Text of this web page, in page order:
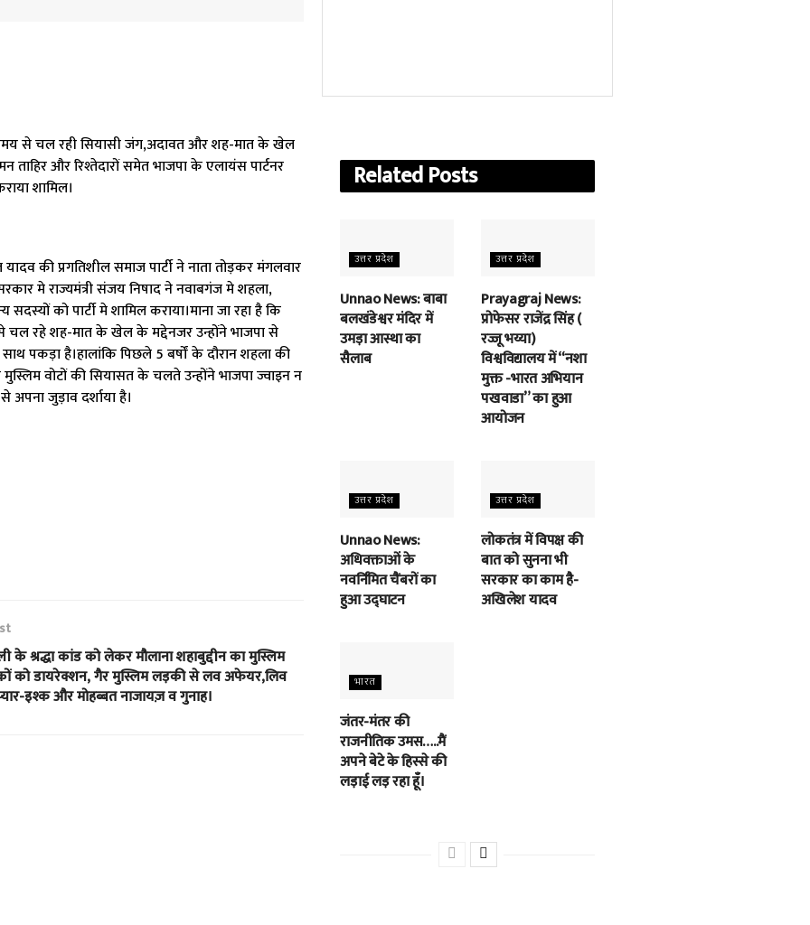
समय से चल रही सियासी जंग,अदावत और शह-मात के खेल
ताहिर और रिश्तेदारों समेत भाजपा के एलायंस पार्टनर
शामिल।
की प्रगतिशील समाज पार्टी ने नाता तोड़कर मंगलवार
सरकार मे राज्यमंत्री संजय निषाद ने नवाबगंज मे शहला,
को पार्टी मे शामिल कराया।माना जा रहा है कि
चल रहे शह-मात के खेल के मद्देनजर उन्होंने भाजपा से
पकड़ा है।हालांकि पिछले 5 बर्षों के दौरान शहला की
वोटों की सियासत के चलते उन्होंने भाजपा ज्वाइन न
अपना जुड़ाव दर्शाया है।
के श्रद्धा कांड को लेकर मौलाना शहाबुद्दीन का मुस्लिम
को डायरेक्शन, गैर मुस्लिम लड़की से लव अफेयर,लिव
इश्क और मोहब्बत नाजायज़ व गुनाह।
RelatedPosts
उत्तर प्रदेश
Unnao News: बाबा
बलखंडेश्वर मंदिर में
उमड़ा आस्था का
सैलाब
उत्तर प्रदेश
Prayagraj News:
प्रोफेसर राजेंद्र सिंह (
रज्जू भय्या)
विश्वविद्यालय में “नशा
मुक्त -भारत अभियान
पखवाडा” का हुआ
आयोजन
उत्तर प्रदेश
Unnao News:
अधिवक्ताओं के
नवर्निमित चैंबरों का
हुआ उद्घाटन
उत्तर प्रदेश
लोकतंत्र में विपक्ष की
बात को सुनना भी
सरकार का काम है-
अखिलेश यादव
भारत
जंतर-मंतर की
राजनीतिक उमस…..मैं
अपने बेटे के हिस्से की
लड़ाई लड़ रहा हूँ।